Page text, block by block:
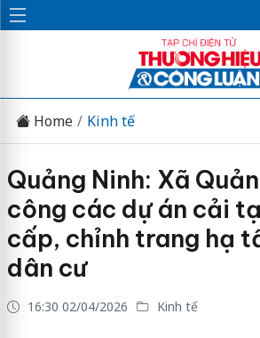
Home Kinh tế
Quảng Ninh: Xã
công các dự án cải
cấp, chỉnh trang hạ
dân cư
16:30 02/04/2026 Kinh tế